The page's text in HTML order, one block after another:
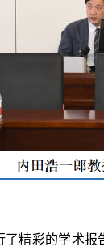
精彩的学术报